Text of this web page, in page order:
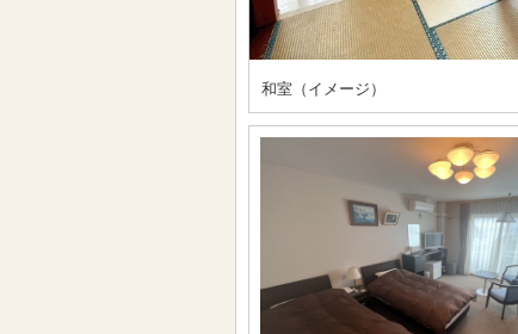
和室（イメージ）